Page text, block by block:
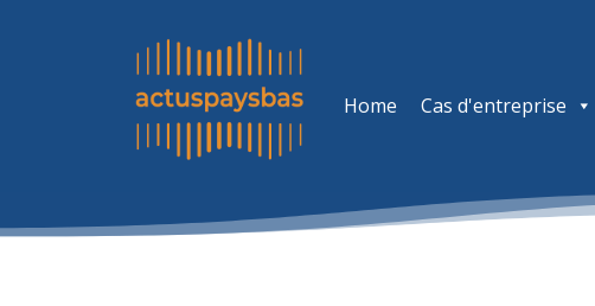
Home Cas d'entreprise